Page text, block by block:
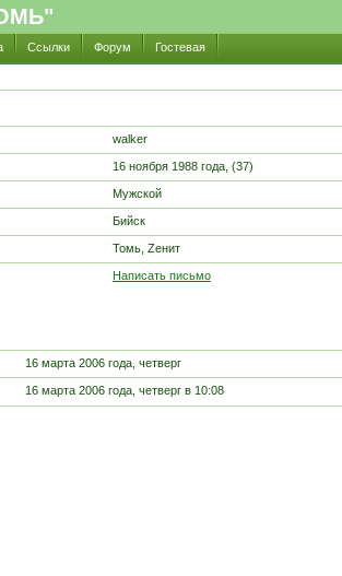
Ссылки Форум Гостевая
walker
16 ноября 1988 года, (37)
Мужской
Бийск
Томь, Zенит
Написать письмо
16 марта 2006 года, четверг
16 марта 2006 года, четверг в 10:08